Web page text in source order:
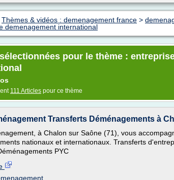
Thèmes & vidéos : demenagement france >
demenagement international
pour le thème :
111 Articles pour ce thème
Transferts Déménagements à
à Chalon sur Saône (71), vous
nationaux et internationaux. Transferts
PYC